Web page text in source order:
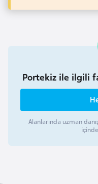
Portekiz ile ilgili
Alanlarında uzman
B